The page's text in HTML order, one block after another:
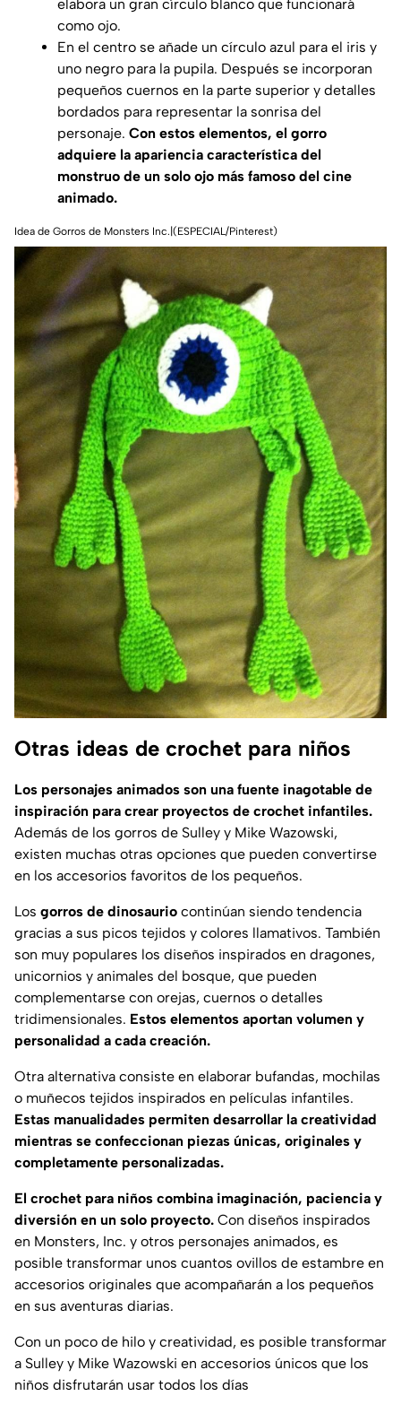
elabora un gran círculo blanco que funcionará
como ojo.
En el centro se añade un círculo azul para el iris y
uno negro para la pupila. Después se incorporan
pequeños cuernos en la parte superior y detalles
bordados para representar la sonrisa del
personaje. Con estos elementos, el gorro
adquiere la apariencia característica del
monstruo de un solo ojo más famoso del cine
animado.
Idea de Gorros de Monsters Inc.|(ESPECIAL/Pinterest)
Otras ideas de crochet para niños
Los personajes animados son una fuente inagotable de
inspiración para crear proyectos de crochet infantiles.
Además de los gorros de Sulley y Mike Wazowski,
existen muchas otras opciones que pueden convertirse
en los accesorios favoritos de los pequeños.
Los gorros de dinosaurio continúan siendo tendencia
gracias a sus picos tejidos y colores llamativos. También
son muy populares los diseños inspirados en dragones,
unicornios y animales del bosque, que pueden
complementarse con orejas, cuernos o detalles
tridimensionales. Estos elementos aportan volumen y
personalidad a cada creación.
Otra alternativa consiste en elaborar bufandas, mochilas
o muñecos tejidos inspirados en películas infantiles.
Estas manualidades permiten desarrollar la creatividad
mientras se confeccionan piezas únicas, originales y
completamente personalizadas.
El crochet para niños combina imaginación, paciencia y
diversión en un solo proyecto. Con diseños inspirados
en Monsters, Inc. y otros personajes animados, es
posible transformar unos cuantos ovillos de estambre en
accesorios originales que acompañarán a los pequeños
en sus aventuras diarias.
Con un poco de hilo y creatividad, es posible transformar
a Sulley y Mike Wazowski en accesorios únicos que los
niños disfrutarán usar todos los días